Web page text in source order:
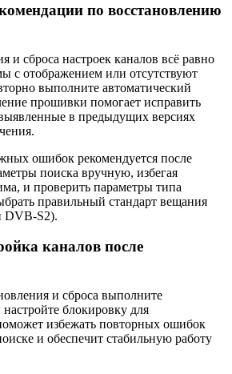
по восстановлению
и сброса настроек каналов всё равно
с отображением или отсутствуют
выполните автоматический
прошивки помогает исправить
в предыдущих версиях
ошибок рекомендуется после
поиска вручную, избегая
и проверить параметры типа
правильный стандарт вещания
DVB-S2).
каналов после
и сброса выполните
блокировку для
избежать повторных ошибок
и обеспечит стабильную работу